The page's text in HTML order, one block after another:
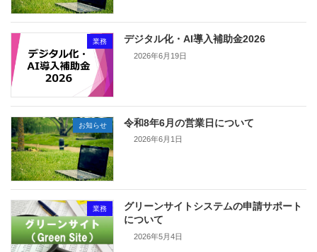
業務 デジタル化・AI導入補助金2026
2026年6月19日
お知らせ 令和8年6月の営業日について
2026年6月1日
業務
グリーンサイトシステムの申請サポート
について
2026年5月4日